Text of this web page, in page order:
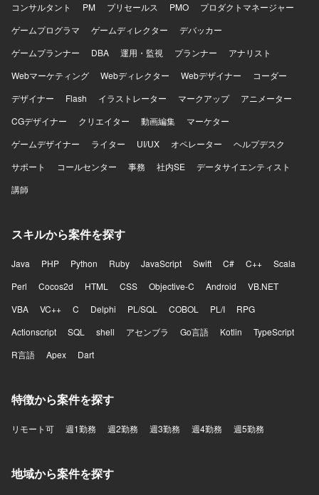
コンサルタント
PM プリセールス PMO
プロダクトマネージャー
ゲームプログラマ
ゲームディレクター
デバッカー
ゲームプランナー
DBA 運用・監視 プランナー
アナリスト
Webマーケティング
Webディレクター Webデザイナー
コーダー
デザイナー
Flash イラストレーター マークアップ
アニメーター
CGデザイナー
クリエイター 動画編集
マーケター
ゲームデザイナー
ライター UI/UX オペレーター
ヘルプデスク
サポート
コールセンター 事務 社内SE
データサイエンティスト
講師
スキルから案件を探す
Java PHP Python Ruby JavaScript Swift C# C++
Scala
Perl
Cocos2d HTML CSS Objective-C Android
VB.NET
VBA
VC++ C Delphi PL/SQL COBOL PL/I
RPG
Actionscript
SQL shell アセンブラ Go言語 Kotlin
TypeScript
R言語
Apex Dart
特徴から案件を探す
リモート可 週1勤務 週2勤務 週3勤務 週4勤務 週5勤務
地域から案件を探す